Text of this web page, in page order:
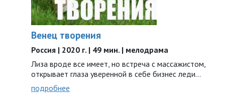
Венец творения
Россия | 2020 г. | 49 мин. | мелодрама
Лиза вроде все имеет, но встреча с массажистом,
открывает глаза уверенной в себе бизнес леди…
подробнее